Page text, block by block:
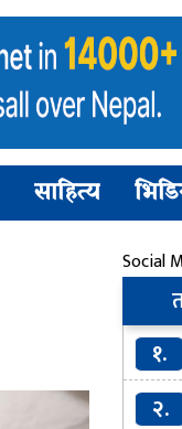
साहित्य
Social
१.
मृत्यु२.